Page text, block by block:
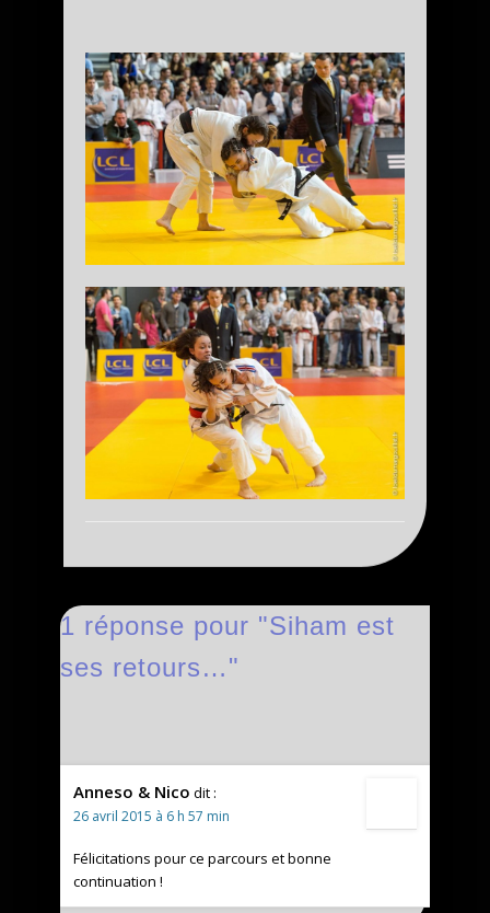
1 réponse pour "Siham est
ses retours…"
Anneso & Nico dit :
26 avril 2015 à 6 h 57 min
Félicitations pour ce parcours et bonne
continuation !